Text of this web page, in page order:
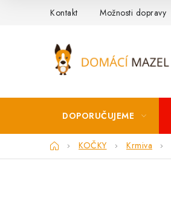
Kontakt Možnosti dopravy
DOPORUČUJEME
DomůKOČKY Krmiva